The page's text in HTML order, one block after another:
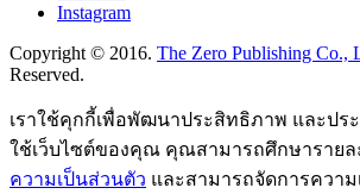
Instagram
Copyright © 2016. The Zero Publishing Co.,
Reserved.
เราใช้คุกกี้เพื่อพัฒนาประสิทธิภาพ และปร
ใช้เว็บไซต์ของคุณ คุณสามารถศึกษารายล
ความเป็นส่วนตัว และสามารถจัดการความ